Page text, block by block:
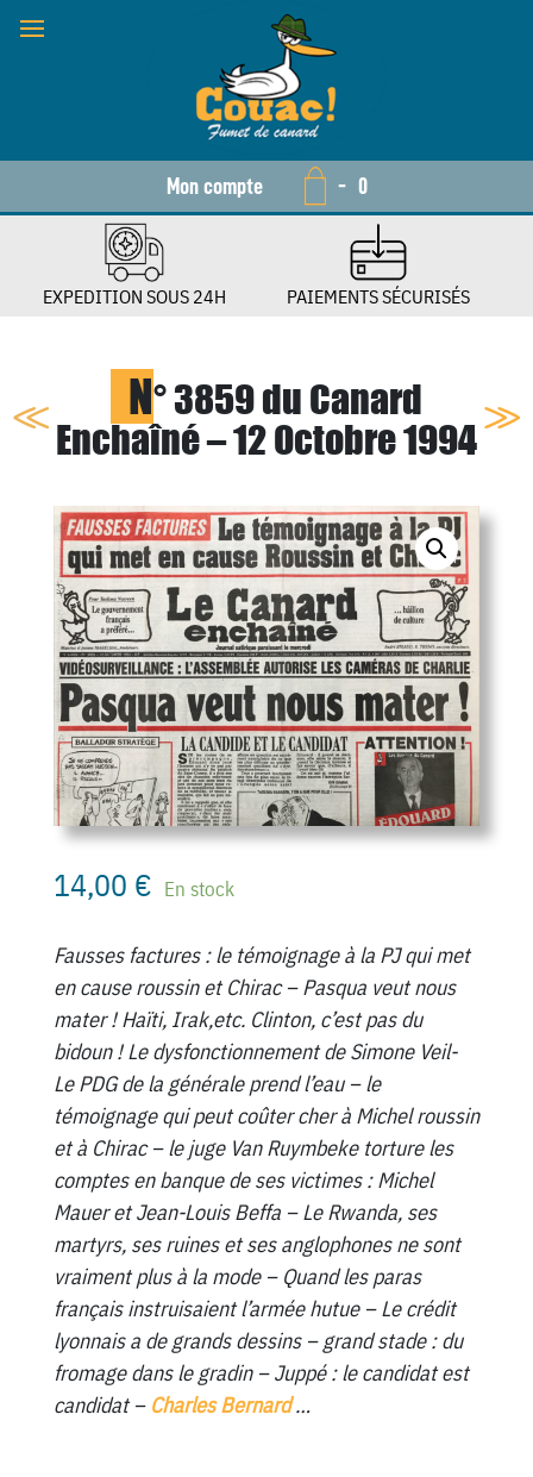
Mon compte - 0
EXPEDITION SOUS 24H PAIEMENTS SÉCURISÉS
N° 3859 du Canard
Enchaîné – 12 Octobre 1994
14,00 € En stock
Fausses factures : le témoignage à la PJ qui met
en cause roussin et Chirac – Pasqua veut nous
mater ! Haïti, Irak,etc. Clinton, c’est pas du
bidoun ! Le dysfonctionnement de Simone Veil-
Le PDG de la générale prend l’eau – le
témoignage qui peut coûter cher à Michel roussin
et à Chirac – le juge Van Ruymbeke torture les
comptes en banque de ses victimes : Michel
Mauer et Jean-Louis Beffa – Le Rwanda, ses
martyrs, ses ruines et ses anglophones ne sont
vraiment plus à la mode – Quand les paras
français instruisaient l’armée hutue – Le crédit
lyonnais a de grands dessins – grand stade : du
fromage dans le gradin – Juppé : le candidat est
candidat – Charles Bernard…